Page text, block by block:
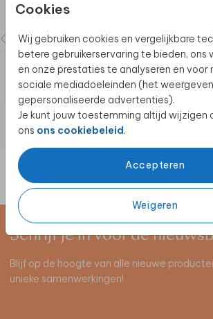
Cookies
Wij gebruiken cookies en vergelijkbare
betere gebruikerservaring te bieden, ons
en onze prestaties te analyseren en voor
sociale mediadoeleinden (het
gepersonaliseerde advertenties).
Je kunt jouw toestemming altijd wijzigen
ons ons cookiebeleid.
Accepteren
Weigeren
UITNODIGING
Schrijf je in voor de
Blijf op de hoogte van alle nieuwe
unieke samenwerkingen!